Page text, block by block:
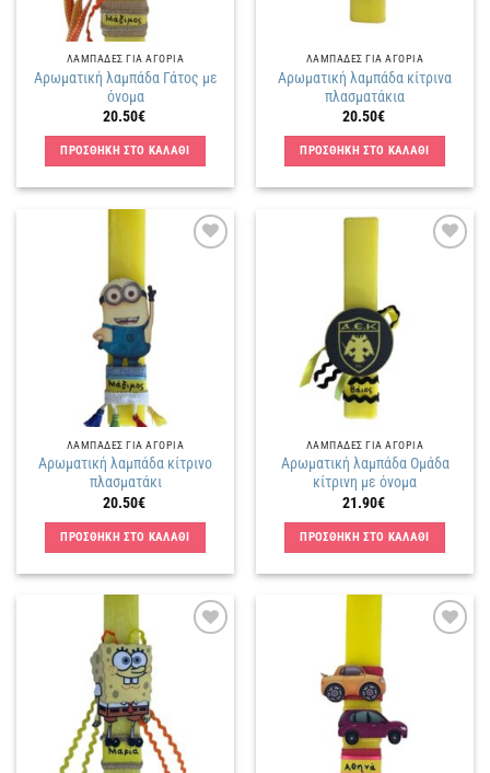
ΛΑΜΠΑΔΕΣ ΓΙΑ ΑΓΟΡΙΑ
Αρωματική λαμπάδα Γάτος με
όνομα
20.50€
ΠΡΟΣΘΗΚΗ ΣΤΟ ΚΑΛΑΘΙ
ΛΑΜΠΑΔΕΣ ΓΙΑ ΑΓΟΡΙΑ
Αρωματική λαμπάδα κίτρινα
πλασματάκια
20.50€
ΠΡΟΣΘΗΚΗ ΣΤΟ ΚΑΛΑΘΙ
ΛΑΜΠΑΔΕΣ ΓΙΑ ΑΓΟΡΙΑ
Αρωματική λαμπάδα κίτρινο
πλασματάκι
20.50€
ΠΡΟΣΘΗΚΗ ΣΤΟ ΚΑΛΑΘΙ
ΛΑΜΠΑΔΕΣ ΓΙΑ ΑΓΟΡΙΑ
Αρωματική λαμπάδα Ομάδα
κίτρινη με όνομα
21.90€
ΠΡΟΣΘΗΚΗ ΣΤΟ ΚΑΛΑΘΙ